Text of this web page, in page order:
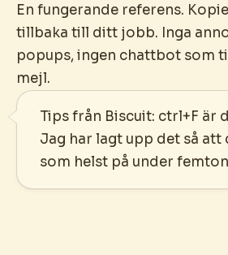
En fungerande referens.
tillbaka till ditt jobb. Inga
popups, ingen chattbot som
mejl.
Tips från Biscuit: ctrl+F är
Jag har lagt upp det så att
som helst på under